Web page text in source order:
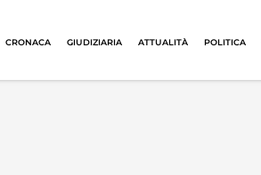
CRONACA GIUDIZIARIA ATTUALITÀ POLITICA